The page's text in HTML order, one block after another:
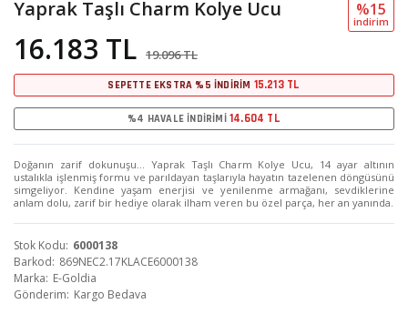
Yaprak Taşlı Charm Kolye Ucu
16.183 TL 19.096 TL
%15
i̇ndi̇ri̇m
SEPETTE EKSTRA %5 İNDİRİM 15.213 TL
%4 HAVALE İNDİRİMİ 14.604 TL
Doğanın zarif dokunuşu… Yaprak Taşlı Charm Kolye Ucu, 14 ayar altının
ustalıkla işlenmiş formu ve parıldayan taşlarıyla hayatın tazelenen döngüsünü
simgeliyor. Kendine yaşam enerjisi ve yenilenme armağanı, sevdiklerine
anlam dolu, zarif bir hediye olarak ilham veren bu özel parça, her an yanında.
Stok Kodu 6000138
Barkod 869NEC2.17KLACE6000138
Marka E-Goldia
Gönderim Kargo Bedava